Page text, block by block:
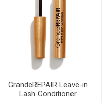
GrandeREPAIR Leave-in
Lash Conditioner